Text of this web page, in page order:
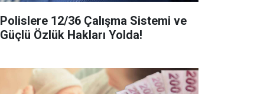
Polislere 12/36 Çalışma Sistemi ve
Güçlü Özlük Hakları Yolda!